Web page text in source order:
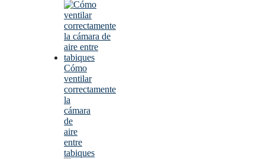
Cómo
ventilar
correctamente
la
cámara
de
aire
entre
tabiques